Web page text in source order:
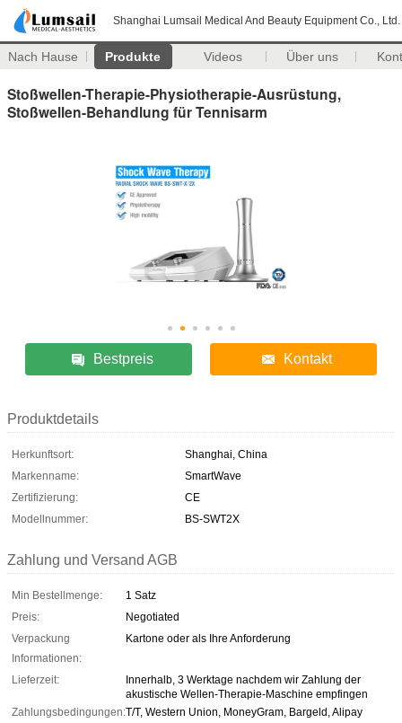
Shanghai Lumsail Medical And Beauty Equipment Co., Ltd.
Nach Hause Produkte Videos Über uns
Stoßwellen-Therapie-Physiotherapie-Ausrüstung,
Stoßwellen-Behandlung für Tennisarm
Bestpreis Kontakt
Produktdetails
Herkunftsort:
Shanghai, China
Markenname:
SmartWave
Zertifizierung:
CE
Modellnummer:
BS-SWT2X
Zahlung und Versand AGB
Min Bestellmenge:
1 Satz
Preis:
Negotiated
Verpackung
Informationen:
Kartone oder als Ihre Anforderung
Lieferzeit:
Innerhalb, 3 Werktage nachdem wir Zahlung der
akustische Wellen-Therapie-Maschine empfingen
Zahlungsbedingungen:T/T, Western Union, MoneyGram, Bargeld, Alipay